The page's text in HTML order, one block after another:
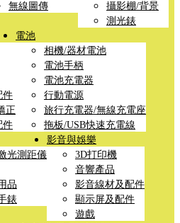
無線圖傳
攝影棚/背景
測光錶
件
正
件
電池
相機/器材電池
電池手柄
電池充電器
行動電源
旅行充電器/無線充電座
拖板/USB快速充電線
光測距儀
品
錶
影音與娛樂
3D打印機
音響產品
影音線材及配件
顯示屏及配件
遊戲